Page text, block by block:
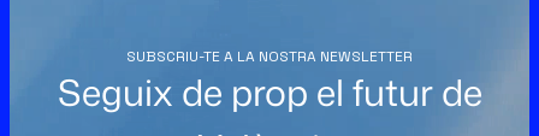
SUBSCRIU-TE A LA NOSTRA NEWSLETTER
Seguix de prop el futur de